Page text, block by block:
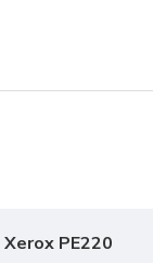
Xerox PE220